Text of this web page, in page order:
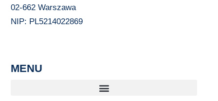
02-662 Warszawa
NIP: PL5214022869
MENU